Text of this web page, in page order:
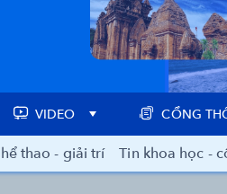
VIDEO CỔNG
thao - giải trí Tin khoa học -